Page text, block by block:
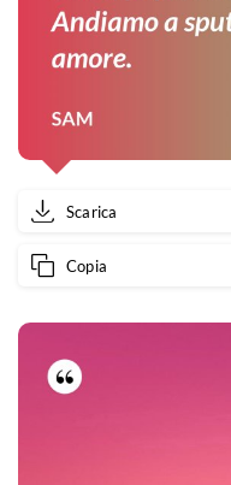
Scarica
Copia